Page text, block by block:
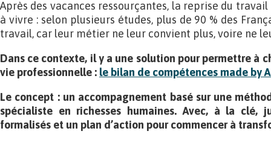
Après des vacances ressourçantes, la reprise du
à vivre : selon plusieurs études, plus de 90 % des
travail, car leur métier ne leur convient plus, voire ne
Dans ce contexte, il y a une solution pour permettre à
vie professionnelle : le bilan de compétences made by
Le concept : un accompagnement basé sur une
spécialiste en richesses humaines. Avec, à la clé,
formalisés et un plan d’action pour commencer à